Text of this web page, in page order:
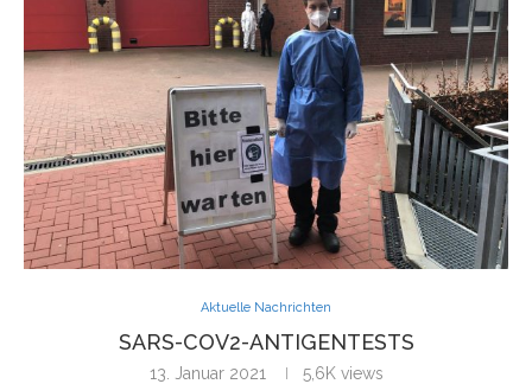
Aktuelle Nachrichten
SARS-COV2-ANTIGENTESTS
13. Januar 2021 5,6K views